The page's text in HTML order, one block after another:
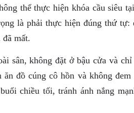
thể thực hiện khóa cầu siêu
là phải thực hiện đúng thứ tự:
mất.
sân, không đặt ở bậu cửa và
đồ cúng cô hồn và không đem
chiều tối, tránh ánh nắng